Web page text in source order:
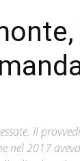
Il
nel 2017